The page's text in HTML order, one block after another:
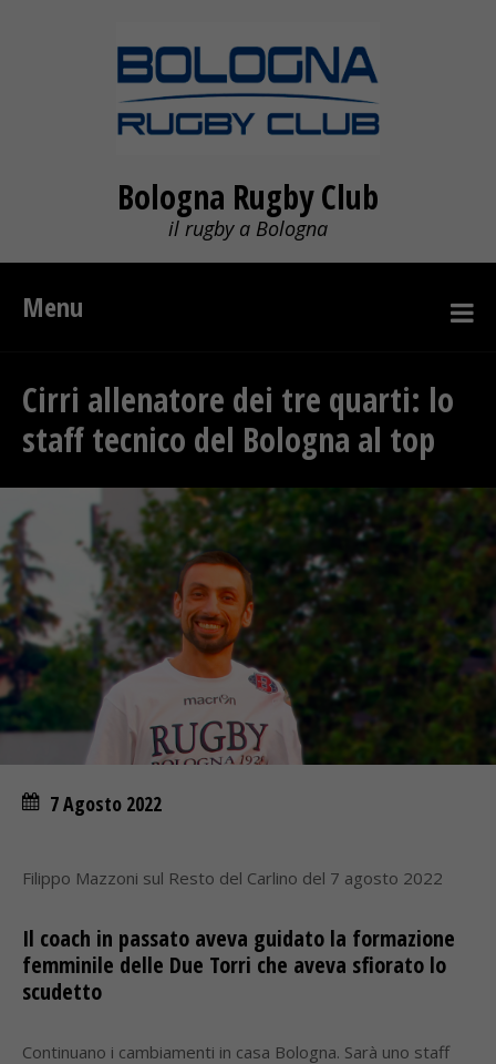
Bologna Rugby Club
il rugby a Bologna
Menu
Cirri allenatore dei tre quarti: lo
staff tecnico del Bologna al top
7 Agosto 2022
Filippo Mazzoni sul Resto del Carlino del 7 agosto 2022
Il coach in passato aveva guidato la formazione
femminile delle Due Torri che aveva sfiorato lo
scudetto
Continuano i cambiamenti in casa Bologna. Sarà uno staff